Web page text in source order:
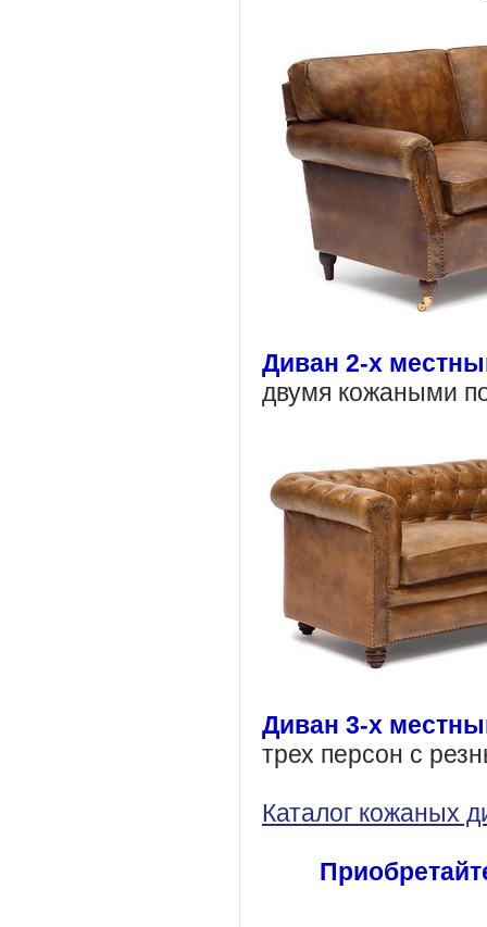
Диван 2-х
двумя кожаными
Диван 3-х
трех персон с
Каталог кожаных